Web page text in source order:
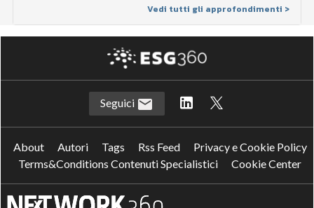
Vedi tutti gli approfondimenti >
Seguici
About Autori Tags Rss Feed
Privacy e Cookie Policy
Terms&Conditions Contenuti Specialistici
Cookie Center